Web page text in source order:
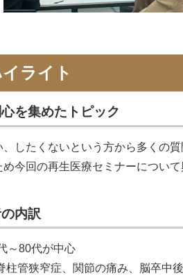
ライト
を集めたトピック
したくないという方から多くの
今回の再生医療セミナーについて
内訳
～80代が中心
柱管狭窄症、関節の痛み、脳卒中